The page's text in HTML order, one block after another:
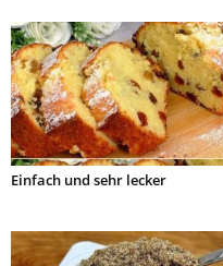
Einfach und sehr lecker